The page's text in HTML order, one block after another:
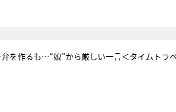
を作るも…“娘”から厳しい一言＜タイムトラ